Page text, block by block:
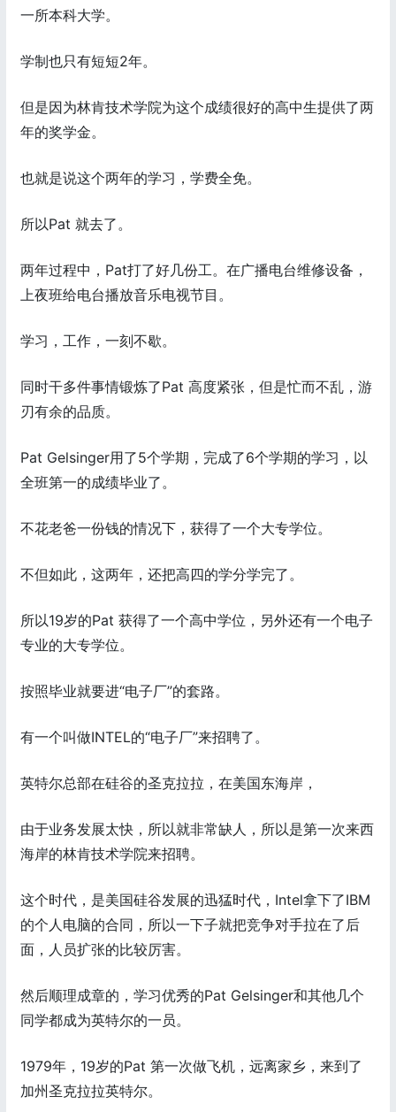
一所本科大学。
学制也只有短短2年。
但是因为林肯技术学院为这个成绩很好的高中生提供了两
年的奖学金。
也就是说这个两年的学习，学费全免。
所以Pat 就去了。
两年过程中，Pat打了好几份工。在广播电台维修设备，
上夜班给电台播放音乐电视节目。
学习，工作，一刻不歇。
同时干多件事情锻炼了Pat 高度紧张，但是忙而不乱，游
刃有余的品质。
Pat Gelsinger用了5个学期，完成了6个学期的学习，以
全班第一的成绩毕业了。
不花老爸一份钱的情况下，获得了一个大专学位。
不但如此，这两年，还把高四的学分学完了。
所以19岁的Pat 获得了一个高中学位，另外还有一个电子
专业的大专学位。
按照毕业就要进“电子厂”的套路。
有一个叫做INTEL的“电子厂”来招聘了。
英特尔总部在硅谷的圣克拉拉，在美国东海岸，
由于业务发展太快，所以就非常缺人，所以是第一次来西
海岸的林肯技术学院来招聘。
这个时代，是美国硅谷发展的迅猛时代，Intel拿下了IBM
的个人电脑的合同，所以一下子就把竞争对手拉在了后
面，人员扩张的比较厉害。
然后顺理成章的，学习优秀的Pat Gelsinger和其他几个
同学都成为英特尔的一员。
1979年，19岁的Pat 第一次做飞机，远离家乡，来到了
加州圣克拉拉英特尔。